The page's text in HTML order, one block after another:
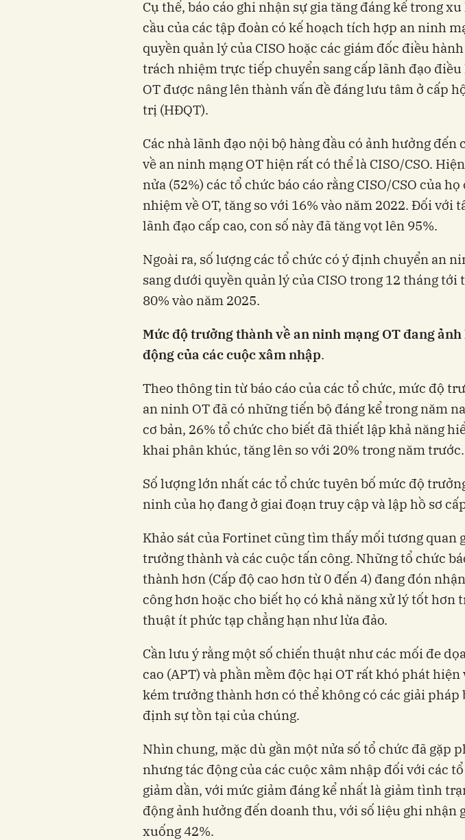
Cụ thể, báo cáo ghi nhận sự gia tăng đáng kể trong
cầu của các tập đoàn có kế hoạch tích hợp an ninh
quyền quản lý của CISO hoặc các giám đốc điều
trách nhiệm trực tiếp chuyển sang cấp lãnh đạo điều
OT được nâng lên thành vấn đề đáng lưu tâm ở cấp
trị (HĐQT).
Các nhà lãnh đạo nội bộ hàng đầu có ảnh hưởng đến
về an ninh mạng OT hiện rất có thể là CISO/CSO.
nửa (52%) các tổ chức báo cáo rằng CISO/CSO của
nhiệm về OT, tăng so với 16% vào năm 2022. Đối với
lãnh đạo cấp cao, con số này đã tăng vọt lên 95%.
Ngoài ra, số lượng các tổ chức có ý định chuyển an
sang dưới quyền quản lý của CISO trong 12 tháng tới
80% vào năm 2025.
Mức độ trưởng thành về an ninh mạng OT đang
động của các cuộc xâm nhập.
Theo thông tin từ báo cáo của các tổ chức, mức độ
an ninh OT đã có những tiến bộ đáng kể trong năm
cơ bản, 26% tổ chức cho biết đã thiết lập khả năng
khai phân khúc, tăng lên so với 20% trong năm trước.
Số lượng lớn nhất các tổ chức tuyên bố mức độ
ninh của họ đang ở giai đoạn truy cập và lập hồ sơ
Khảo sát của Fortinet cũng tìm thấy mối tương quan
trưởng thành và các cuộc tấn công. Những tổ chức
thành hơn (Cấp độ cao hơn từ 0 đến 4) đang đón
công hơn hoặc cho biết họ có khả năng xử lý tốt hơn
thuật ít phức tạp chẳng hạn như lừa đảo.
Cần lưu ý rằng một số chiến thuật như các mối đe
cao (APT) và phần mềm độc hại OT rất khó phát hiện
kém trưởng thành hơn có thể không có các giải pháp
định sự tồn tại của chúng.
Nhìn chung, mặc dù gần một nửa số tổ chức đã gặp
nhưng tác động của các cuộc xâm nhập đối với các
giảm dần, với mức giảm đáng kể nhất là giảm tình
động ảnh hưởng đến doanh thu, với số liệu ghi nhận
xuống 42%.